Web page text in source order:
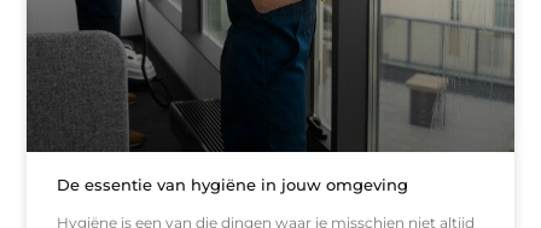
De essentie van hygiëne in jouw omgeving
Hygiëne is een van die dingen waar je misschien niet altijd